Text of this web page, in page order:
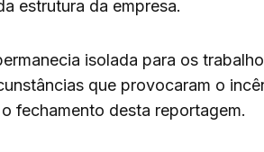
estrutura da empresa.
isolada para os
que provocaram o
fechamento desta reportagem.